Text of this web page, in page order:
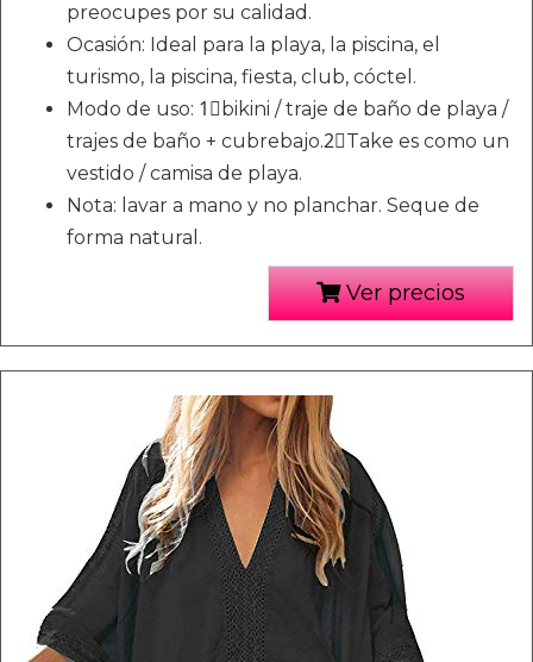
preocupes por su calidad.
Ocasión: Ideal para la playa, la piscina, el
turismo, la piscina, fiesta, club, cóctel.
Modo de uso: 1⃣bikini / traje de baño de playa /
trajes de baño + cubrebajo.2⃣Take es como un
vestido / camisa de playa.
Nota: lavar a mano y no planchar. Seque de
forma natural.
Ver precios